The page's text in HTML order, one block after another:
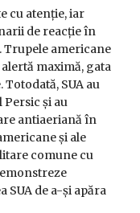
cu atenție, iar
de reacție în
Trupele americane
maximă, gata
SUA au
și au
antiaeriană în
și ale
comune cu
SUA de a-și apăra